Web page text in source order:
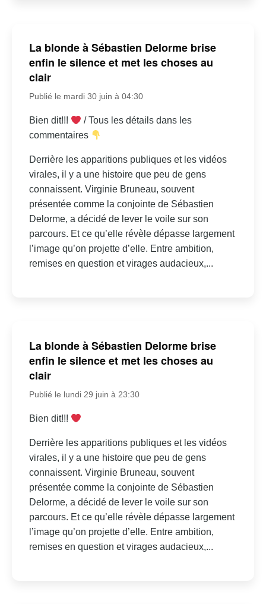
La blonde à Sébastien Delorme brise
enfin le silence et met les choses au
clair
Publié le mardi 30 juin à 04:30
Bien dit!!!
/ Tous les détails dans les
commentaires
Derrière les apparitions publiques et les vidéos
virales, il y a une histoire que peu de gens
connaissent. Virginie Bruneau, souvent
présentée comme la conjointe de Sébastien
Delorme, a décidé de lever le voile sur son
parcours. Et ce qu’elle révèle dépasse largement
l’image qu’on projette d’elle. Entre ambition,
remises en question et virages audacieux,...
La blonde à Sébastien Delorme brise
enfin le silence et met les choses au
clair
Publié le lundi 29 juin à 23:30
Bien dit!!!
Derrière les apparitions publiques et les vidéos
virales, il y a une histoire que peu de gens
connaissent. Virginie Bruneau, souvent
présentée comme la conjointe de Sébastien
Delorme, a décidé de lever le voile sur son
parcours. Et ce qu’elle révèle dépasse largement
l’image qu’on projette d’elle. Entre ambition,
remises en question et virages audacieux,...